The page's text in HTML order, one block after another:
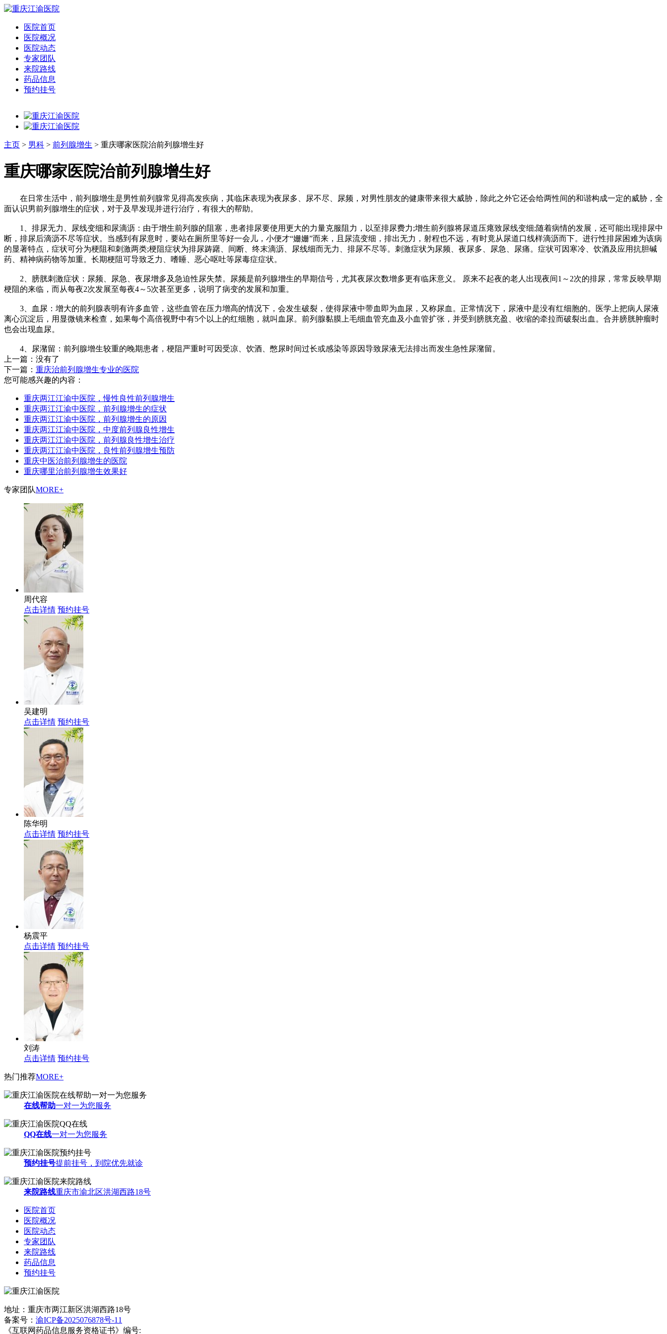
医院首页
医院概况
医院动态
专家团队
来院路线
药品信息
预约挂号
主页 > 男科 > 前列腺增生 > 重庆哪家医院治前列腺增生好
重庆哪家医院治前列腺增生好
在日常生活中，前列腺增生是男性前列腺常见得高发疾病，其临床表现为夜尿多、尿不尽、尿频，对男性朋友的健康带来很大威胁，除此之外它还会给两性间的和谐构成一定的威胁，全
面认识男前列腺增生的症状，对于及早发现并进行治疗，有很大的帮助。
1、排尿无力、尿线变细和尿滴沥：由于增生前列腺的阻塞，患者排尿要使用更大的力量克服阻力，以至排尿费力;增生前列腺将尿道压瘪致尿线变细;随着病情的发展，还可能出现排尿中
断，排尿后滴沥不尽等症状。当感到有尿意时，要站在厕所里等好一会儿，小便才“姗姗”而来，且尿流变细，排出无力，射程也不远，有时竟从尿道口线样滴沥而下。进行性排尿困难为该病
的显著特点，症状可分为梗阻和刺激两类;梗阻症状为排尿踌躇、间断、终末滴沥、尿线细而无力、排尿不尽等。刺激症状为尿频、夜尿多、尿急、尿痛。症状可因寒冷、饮酒及应用抗胆碱
药、精神病药物等加重。长期梗阻可导致乏力、嗜睡、恶心呕吐等尿毒症症状。
2、膀胱刺激症状：尿频、尿急、夜尿增多及急迫性尿失禁。尿频是前列腺增生的早期信号，尤其夜尿次数增多更有临床意义。 原来不起夜的老人出现夜间1～2次的排尿，常常反映早期
梗阻的来临，而从每夜2次发展至每夜4～5次甚至更多，说明了病变的发展和加重。
3、血尿：增大的前列腺表明有许多血管，这些血管在压力增高的情况下，会发生破裂，使得尿液中带血即为血尿，又称尿血。正常情况下，尿液中是没有红细胞的。医学上把病人尿液
离心沉淀后，用显微镜来检查，如果每个高倍视野中有5个以上的红细胞，就叫血尿。前列腺黏膜上毛细血管充血及小血管扩张，并受到膀胱充盈、收缩的牵拉而破裂出血。合并膀胱肿瘤时
也会出现血尿。
4、尿潴留：前列腺增生较重的晚期患者，梗阻严重时可因受凉、饮酒、憋尿时间过长或感染等原因导致尿液无法排出而发生急性尿潴留。
上一篇：没有了
下一篇： 重庆治前列腺增生专业的医院
您可能感兴趣的内容：
重庆两江江渝中医院，慢性良性前列腺增生
重庆两江江渝中医院，前列腺增生的症状
重庆两江江渝中医院，前列腺增生的原因
重庆两江江渝中医院，中度前列腺良性增生
重庆两江江渝中医院，前列腺良性增生治疗
重庆两江江渝中医院，良性前列腺增生预防
重庆中医治前列腺增生的医院
重庆哪里治前列腺增生效果好
专家团队MORE+
周代容
点击详情 预约挂号
吴建明
点击详情 预约挂号
陈华明
点击详情 预约挂号
杨震平
点击详情 预约挂号
刘涛
点击详情 预约挂号
热门推荐MORE+
在线帮助一对一为您服务
QQ在线一对一为您服务
预约挂号提前挂号，到院优先就诊
来院路线重庆市渝北区洪湖西路18号
医院首页
医院概况
医院动态
专家团队
来院路线
药品信息
预约挂号
地址：重庆市两江新区洪湖西路18号
备案号： 渝ICP备2025076878号-11
《互联网药品信息服务资格证书》编号: